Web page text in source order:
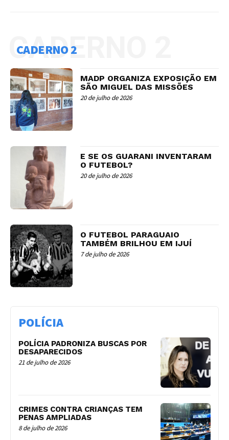
CADERNO 2
CADERNO 2
MADP ORGANIZA EXPOSIÇÃO EM
SÃO MIGUEL DAS MISSÕES
20 de julho de 2026
E SE OS GUARANI INVENTARAM
O FUTEBOL?
20 de julho de 2026
O FUTEBOL PARAGUAIO
TAMBÉM BRILHOU EM IJUÍ
7 de julho de 2026
POLÍCIA
POLÍCIA PADRONIZA BUSCAS POR
DESAPARECIDOS
21 de julho de 2026
CRIMES CONTRA CRIANÇAS TEM
PENAS AMPLIADAS
8 de julho de 2026